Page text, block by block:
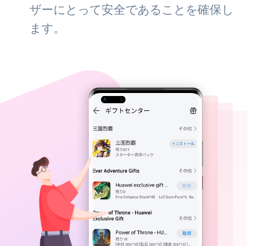
ザーにとって安全であることを確保し
ます。